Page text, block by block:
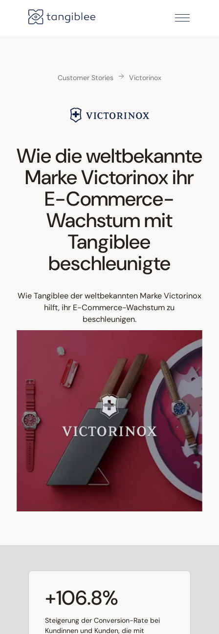
Customer Stories Victorinox
Wie die weltbekannte
Marke Victorinox ihr
E-Commerce-
Wachstum mit
Tangiblee
beschleunigte
Wie Tangiblee der weltbekannten Marke Victorinox
hilft, ihr E-Commerce-Wachstum zu
beschleunigen.
+106.8%
Steigerung der Conversion-Rate bei
Kundinnen und Kunden, die mit